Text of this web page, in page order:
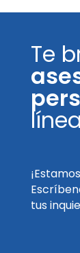
Te
línea
tus